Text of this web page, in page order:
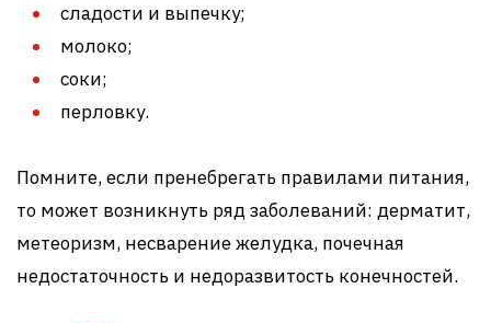
сладости и выпечку;
молоко;
соки;
перловку.
Помните, если пренебрегать правилами питания,
то может возникнуть ряд заболеваний: дерматит,
метеоризм, несварение желудка, почечная
недостаточность и недоразвитость конечностей.